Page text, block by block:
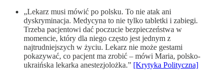
„Lekarz musi mówić po polsku. To nie atak ani
dyskryminacja. Medycyna to nie tylko tabletki i zabiegi.
Trzeba pacjentowi dać poczucie bezpieczeństwa w
momencie, który dla niego często jest jednym z
najtrudniejszych w życiu. Lekarz nie może gestami
pokazywać, co pacjent ma zrobić – mówi Maria, polsko-
ukraińska lekarka anestezjolożka.” [Krytyka Polityczna]